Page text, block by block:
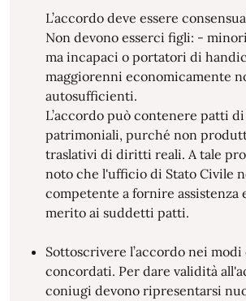
L’accordo deve essere
Non devono esserci figli: -
ma incapaci o portatori di
maggiorenni economicamente
autosufficienti.
L’accordo può contenere patti
patrimoniali, purché non
traslativi di diritti reali. A tale
noto che l'ufficio di Stato Civile
competente a fornire assistenza
merito ai suddetti patti.
Sottoscrivere l’accordo nei
concordati. Per dare validità
coniugi devono ripresentarsi